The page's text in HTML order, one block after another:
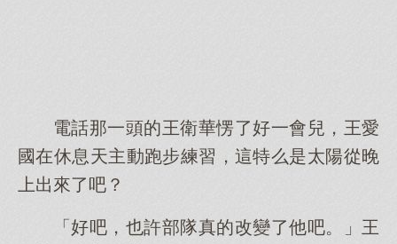
電話那一頭的王衛華愣了好一會兒，王愛
國在休息天主動跑步練習，這特么是太陽從晚
上出來了吧？
「好吧，也許部隊真的改變了他吧。」王